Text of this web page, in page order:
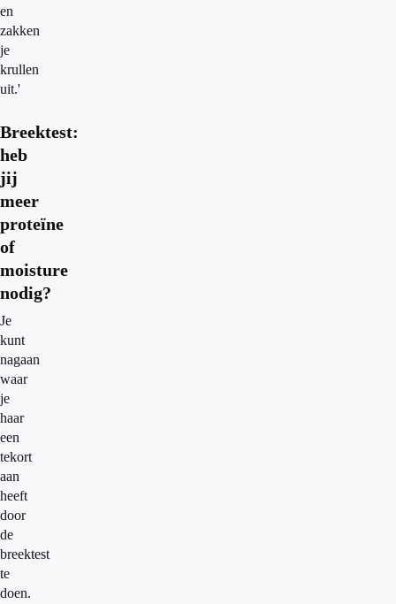
en
zakken
je
krullen
uit.'
Breektest:
heb
jij
meer
proteïne
of
moisture
nodig?
Je
kunt
nagaan
waar
je
haar
een
tekort
aan
heeft
door
de
breektest
te
doen.